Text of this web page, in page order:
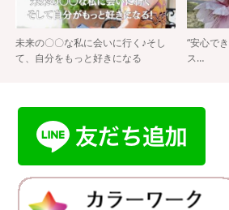
未来の〇〇な私に会いに行く♪そし
て、自分をもっと好きになる
“安心で
ス…